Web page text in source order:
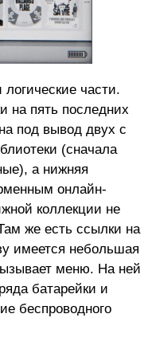
части.
на пять последних
под вывод двух с
(сначала
а нижняя
онлайн-
коллекции не
же есть ссылки на
имеется небольшая
меню. На ней
батарейки и
беспроводного